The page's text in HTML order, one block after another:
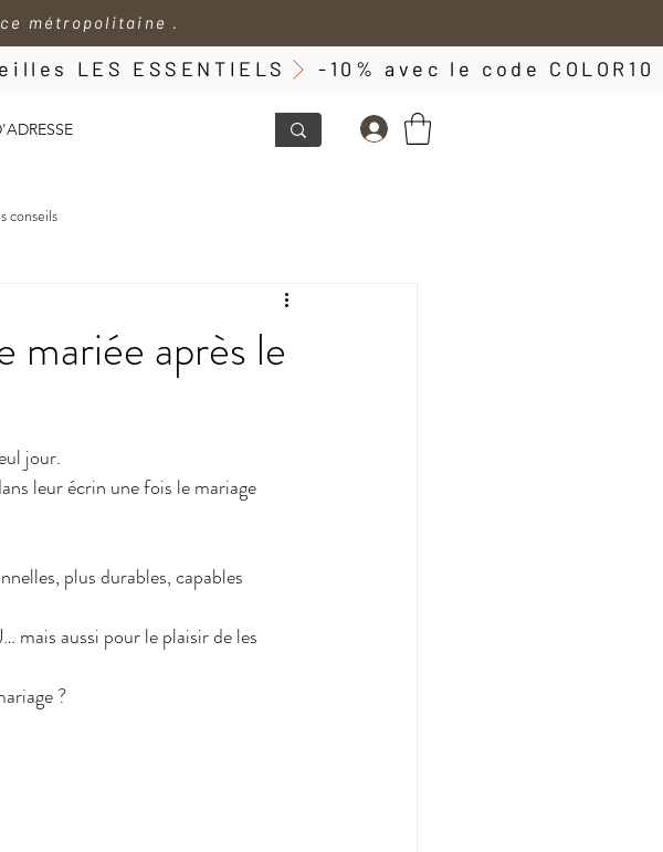
métropolitaine .
LES ESSENTIELS
conseils
mariée après le
jour.
leur écrin une fois le mariage
plus durables, capables
mais aussi pour le plaisir de les
?